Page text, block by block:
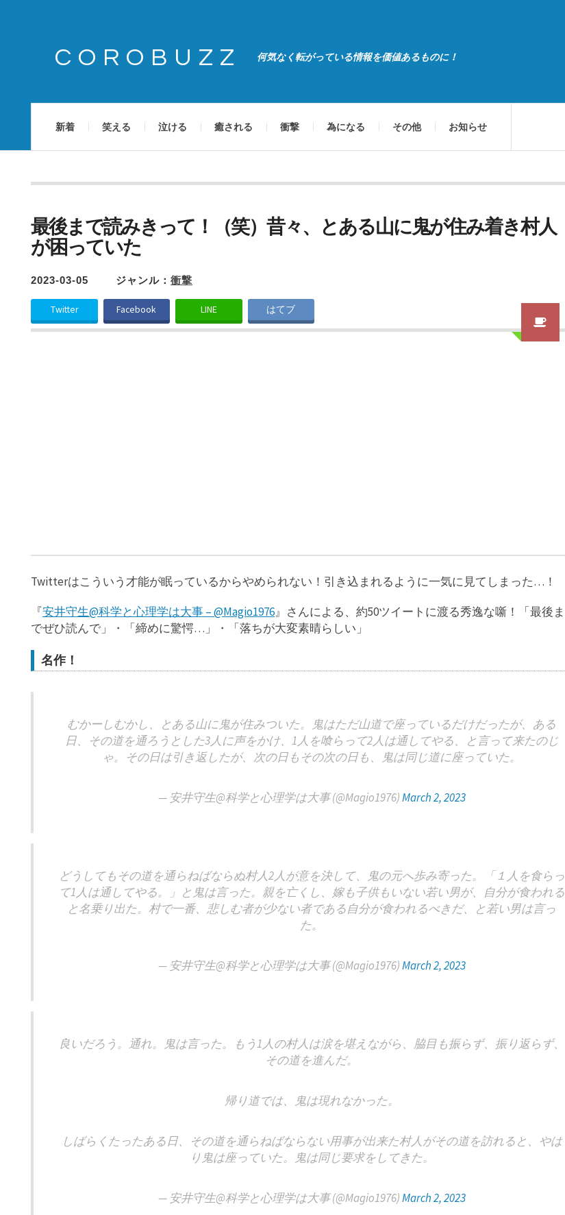
COROBUZZ 何気なく転がっている情報を価値あるものに！
新着 笑える 泣ける 癒される 衝撃 為になる その他 お知らせ
最後まで読みきって！（笑）昔々、とある山に鬼が住み着き村人
が困っていた
2023-03-05 ジャンル： 衝撃
Twitter Facebook LINE はてブ
Twitterはこういう才能が眠っているからやめられない！引き込まれるように一気に見てしまった…！
『安井守生@科学と心理学は大事 – @Magio1976』さんによる、約50ツイートに渡る秀逸な噺！「最後ま
でぜひ読んで」・「締めに驚愕…」・「落ちが大変素晴らしい」
名作！
むかーしむかし、とある山に鬼が住みついた。鬼はただ山道で座っているだけだったが、ある
日、その道を通ろうとした3人に声をかけ、1人を喰らって2人は通してやる、と言って来たのじ
ゃ。その日は引き返したが、次の日もその次の日も、鬼は同じ道に座っていた。
— 安井守生@科学と心理学は大事 (@Magio1976)March 2, 2023
どうしてもその道を通らねばならぬ村人2人が意を決して、鬼の元へ歩み寄った。「１人を食らっ
て1人は通してやる。」と鬼は言った。親を亡くし、嫁も子供もいない若い男が、自分が食われる
と名乗り出た。村で一番、悲しむ者が少ない者である自分が食われるべきだ、と若い男は言っ
た。
— 安井守生@科学と心理学は大事 (@Magio1976)March 2, 2023
良いだろう。通れ。鬼は言った。もう1人の村人は涙を堪えながら、脇目も振らず、振り返らず、
その道を進んだ。
帰り道では、鬼は現れなかった。
しばらくたったある日、その道を通らねばならない用事が出来た村人がその道を訪れると、やは
り鬼は座っていた。鬼は同じ要求をしてきた。
— 安井守生@科学と心理学は大事 (@Magio1976)March 2, 2023